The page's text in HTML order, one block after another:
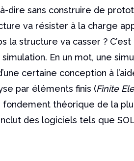
à-dire sans construire de
va résister à la charge
la structure va casser ? C’est
En un mot, une
certaine conception à
par éléments finis (Finite
fondement théorique de la
des logiciels tels que